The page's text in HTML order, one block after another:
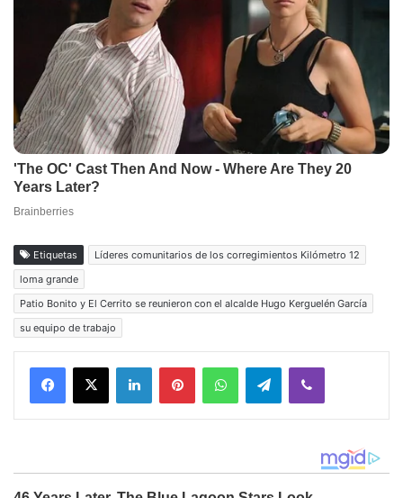
Etiquetas
Líderes comunitarios de los corregimientos Kilómetro 12
loma grande
Patio Bonito y El Cerrito se reunieron con el alcalde Hugo Kerguelén García
su equipo de trabajo
Facebook
X LinkedInPinterestWhatsAppTelegramViber